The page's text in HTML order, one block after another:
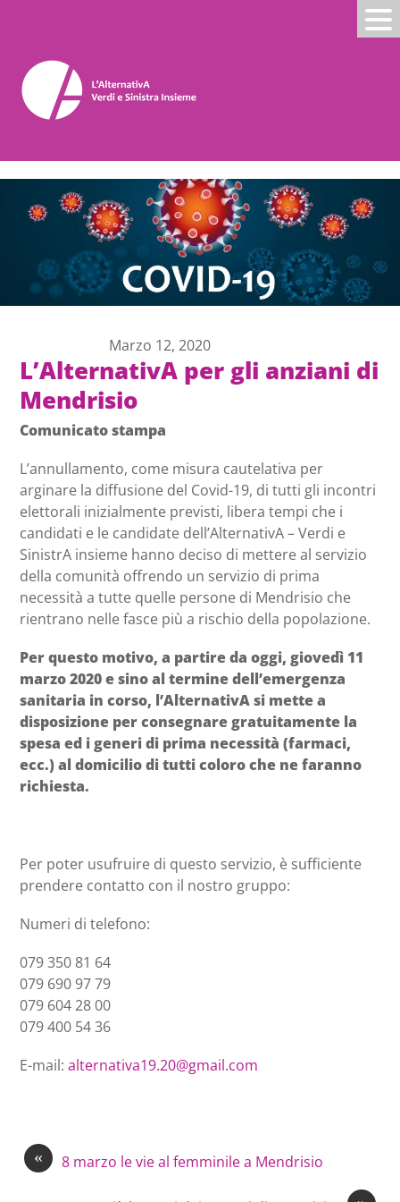
Marzo 12, 2020
L’AlternativA per gli anziani di
Mendrisio
Comunicato stampa
L’annullamento, come misura cautelativa per
arginare la diffusione del Covid-19, di tutti gli incontri
elettorali inizialmente previsti, libera tempi che i
candidati e le candidate dell’AlternativA – Verdi e
SinistrA insieme hanno deciso di mettere al servizio
della comunità offrendo un servizio di prima
necessità a tutte quelle persone di Mendrisio che
rientrano nelle fasce più a rischio della popolazione.
Per questo motivo, a partire da oggi, giovedì 11
marzo 2020 e sino al termine dell’emergenza
sanitaria in corso, l’AlternativA si mette a
disposizione per consegnare gratuitamente la
spesa ed i generi di prima necessità (farmaci,
ecc.) al domicilio di tutti coloro che ne faranno
richiesta.
Per poter usufruire di questo servizio, è sufficiente
prendere contatto con il nostro gruppo:
Numeri di telefono:
079 350 81 64
079 690 97 79
079 604 28 00
079 400 54 36
E-mail:alternativa19.20@gmail.com
« 8 marzo le vie al femminile a Mendrisio